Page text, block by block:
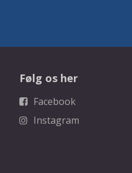
Følg os her
Facebook
Instagram